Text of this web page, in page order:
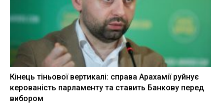
Кінець тіньової вертикалі: справа Арахамії руйнує
керованість парламенту та ставить Банкову перед
вибором